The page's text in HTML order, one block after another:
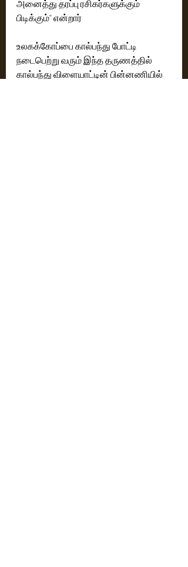
அனைத்து தரப்பு ரசிகர்களுக்கும்
பிடிக்கும்'' என்றார்
உலகக்கோப்பை கால்பந்து போட்டி
நடைபெற்று வரும் இந்த தருணத்தில்
கால்பந்து விளையாட்டின் பின்னணியில்